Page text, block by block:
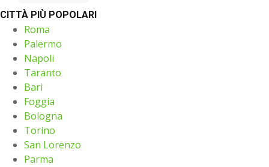
CITTÀ PIÙ POPOLARI
Roma
Palermo
Napoli
Taranto
Bari
Foggia
Bologna
Torino
San Lorenzo
Parma